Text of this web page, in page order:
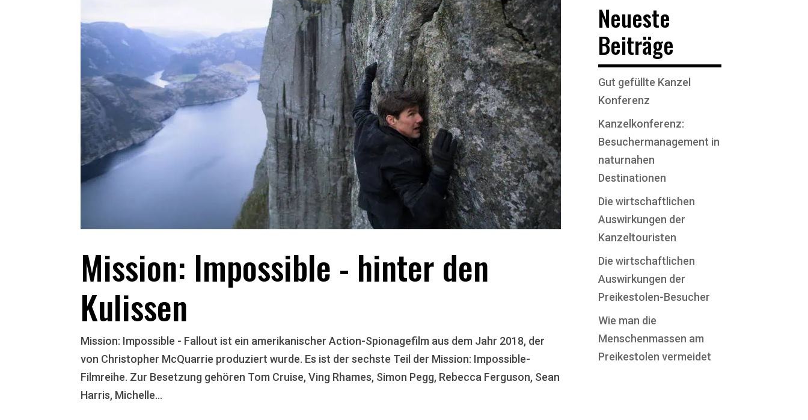
Mission: Impossible - hinter den
Kulissen
Mission: Impossible - Fallout ist ein amerikanischer Action-Spionagefilm aus dem Jahr 2018, der
von Christopher McQuarrie produziert wurde. Es ist der sechste Teil der Mission: Impossible-
Filmreihe. Zur Besetzung gehören Tom Cruise, Ving Rhames, Simon Pegg, Rebecca Ferguson, Sean
Harris, Michelle...
Neueste
Beiträge
Gut gefüllte Kanzel
Konferenz
Kanzelkonferenz:
Besuchermanagement in
naturnahen
Destinationen
Die wirtschaftlichen
Auswirkungen der
Kanzeltouristen
Die wirtschaftlichen
Auswirkungen der
Preikestolen-Besucher
Wie man die
Menschenmassen am
Preikestolen vermeidet